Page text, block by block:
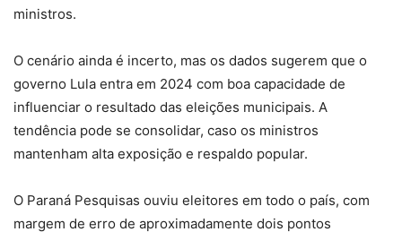
ministros.
O cenário ainda é incerto, mas os dados sugerem que o
governo Lula entra em 2024 com boa capacidade de
influenciar o resultado das eleições municipais. A
tendência pode se consolidar, caso os ministros
mantenham alta exposição e respaldo popular.
O Paraná Pesquisas ouviu eleitores em todo o país, com
margem de erro de aproximadamente dois pontos